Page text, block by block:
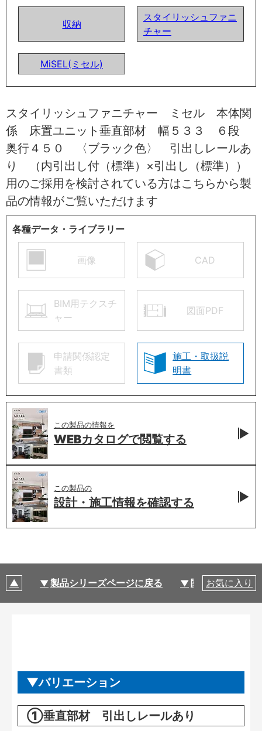
収納
スタイリッシュファニ
チャー
MiSEL(ミセル)
スタイリッシュファニチャー ミセル 本体関
係 床置ユニット垂直部材 幅５３３ ６段
奥行４５０ 〈ブラック色〉 引出しレールあ
り （内引出し付（標準）×引出し（標準））
用のご採用を検討されている方はこちらから製
品の情報がご覧いただけます
各種データ・ライブラリー
画像 CAD
BIM用テクスチ
ャー
図面PDF
申請関係認定
書類
施工・取扱説
明書
この製品の情報を
WEBカタログで閲覧する
この製品の
設計・施工情報を確認する
製品シリーズページに戻る 関連部材・関連
お気に入り
バリエーション
①垂直部材 引出しレールあり